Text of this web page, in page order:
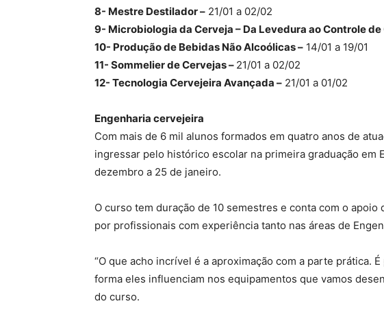
8- Mestre Destilador – 21/01 a 02/02
9- Microbiologia da Cerveja – Da Levedura ao Controle de
10- Produção de Bebidas Não Alcoólicas – 14/01 a 19/01
11- Sommelier de Cervejas – 21/01 a 02/02
12- Tecnologia Cervejeira Avançada – 21/01 a 01/02
Engenharia cervejeira
Com mais de 6 mil alunos formados em quatro anos de
ingressar pelo histórico escolar na primeira graduação em
dezembro a 25 de janeiro.
O curso tem duração de 10 semestres e conta com o
por profissionais com experiência tanto nas áreas de
“O que acho incrível é a aproximação com a parte
forma eles influenciam nos equipamentos que vamos
do curso.